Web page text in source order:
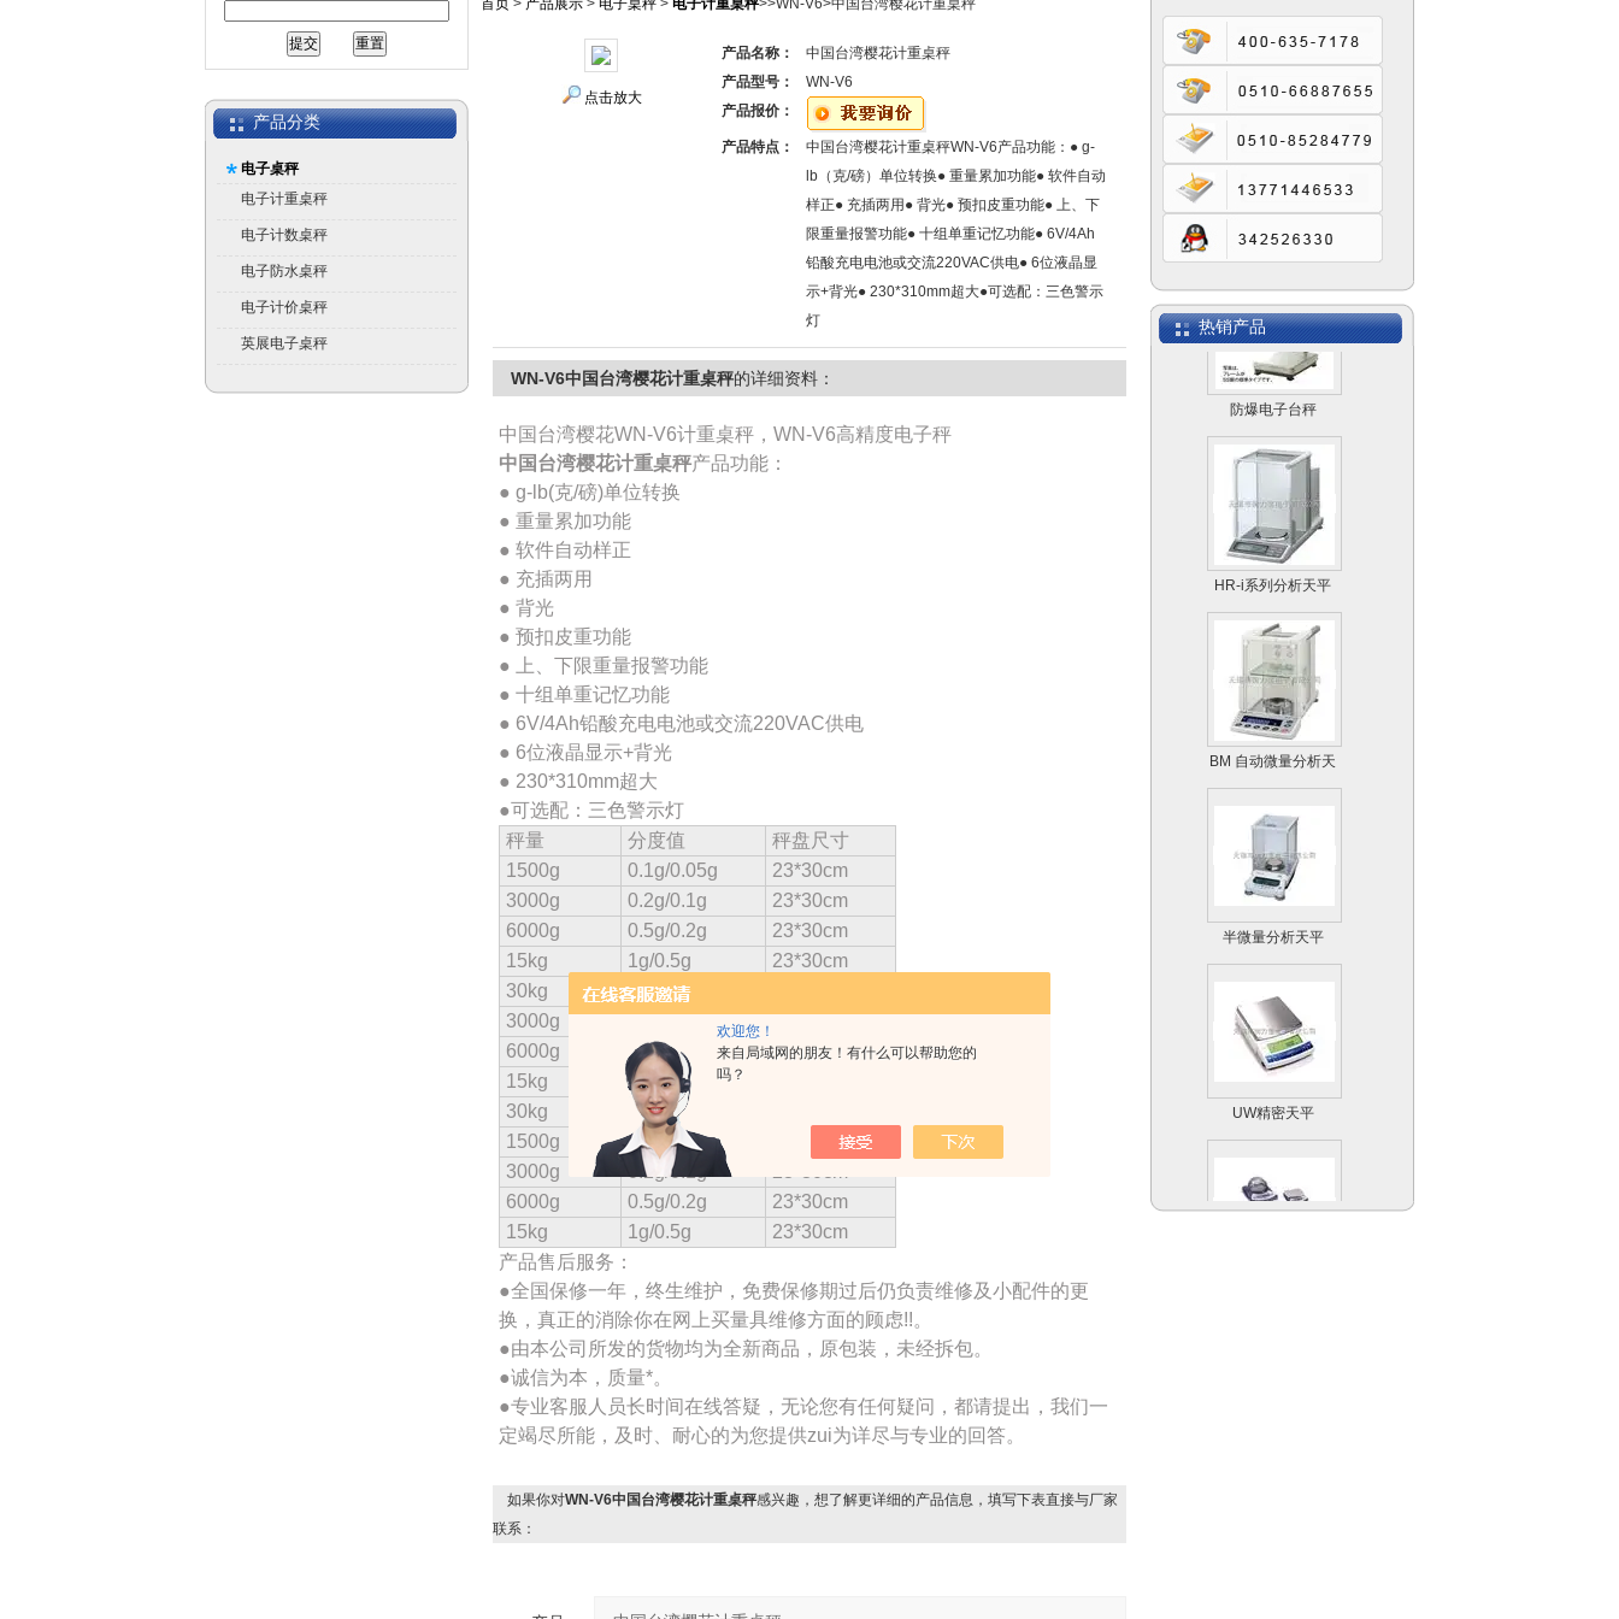
欢迎您！
来自局域网的朋友！有什么可以帮助您的
吗？
产品分类
电子桌秤
电子计重桌秤
电子计数桌秤
电子防水桌秤
电子计价桌秤
英展电子桌秤
首页 > 产品展示 > 电子桌秤 > 电子计重桌秤>>WN-V6>中国台湾樱花计重桌秤
点击放大
产品名称：
中国台湾樱花计重桌秤
产品型号：
WN-V6
产品报价：
产品特点：
中国台湾樱花计重桌秤WN-V6产品功能：● g-
lb（克/磅）单位转换● 重量累加功能● 软件自动
样正● 充插两用● 背光● 预扣皮重功能● 上、下
限重量报警功能● 十组单重记忆功能● 6V/4Ah
铅酸充电电池或交流220VAC供电● 6位液晶显
示+背光● 230*310mm超大●可选配：三色警示
灯
WN-V6中国台湾樱花计重桌秤的详细资料：
中国台湾樱花WN-V6计重桌秤，WN-V6高精度电子秤
中国台湾樱花计重桌秤产品功能：
● g-lb(克/磅)单位转换
● 重量累加功能
● 软件自动样正
● 充插两用
● 背光
● 预扣皮重功能
● 上、下限重量报警功能
● 十组单重记忆功能
● 6V/4Ah铅酸充电电池或交流220VAC供电
● 6位液晶显示+背光
● 230*310mm超大
●可选配：三色警示灯
秤量
分度值
秤盘尺寸
1500g
0.1g/0.05g
23*30cm
3000g
0.2g/0.1g
23*30cm
6000g
0.5g/0.2g
23*30cm
15kg
1g/0.5g
23*30cm
30kg
2g/1g
3000g
0.05g
23*30cm
6000g
0.1g
23*30cm
15kg
0.2g
30kg
0.5g
1500g
0.1g/0.05g
23*30cm
3000g
0.2g/0.1g
6000g
0.5g/0.2g
23*30cm
15kg
1g/0.5g
23*30cm
产品售后服务：
●全国保修一年，终生维护，免费保修期过后仍负责维修及小配件的更
换，真正的消除你在网上买量具维修方面的顾虑!!。
●由本公司所发的货物均为全新商品，原包装，未经拆包。
●诚信为本，质量*。
●专业客服人员长时间在线答疑，无论您有任何疑问，都请提出，我们一
定竭尽所能，及时、耐心的为您提供zui为详尽与专业的回答。
如果你对WN-V6中国台湾樱花计重桌秤感兴趣，想了解更详细的产品信息，填写下表直接与厂家
联系：
热销产品
SCS模拟式电子汽车
衡
电子计数桌秤MACS
防爆电子台秤
HR-i系列分析天平
BM 自动微量分析天
平
AUW-D系列